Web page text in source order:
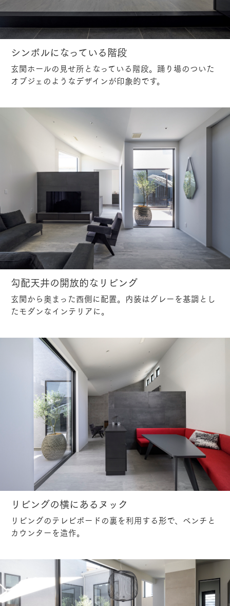
シンボルになっている階段
玄関ホールの見せ所となっている階段。踊り場のついた
オブジェのようなデザインが印象的です。
勾配天井の開放的なリビング
玄関から奥まった西側に配置。内装はグレーを基調とし
たモダンなインテリアに。
リビングの横にあるヌック
リビングのテレビボードの裏を利用する形で、ベンチと
カウンターを造作。